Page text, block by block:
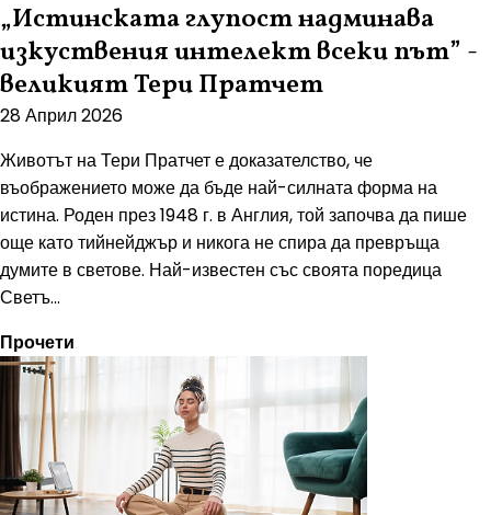
„Истинската глупост надминава
изкуствения интелект всеки път” -
великият Тери Пратчет
28 Април 2026
Животът на Тери Пратчет е доказателство, че
въображението може да бъде най-силната форма на
истина. Роден през 1948 г. в Англия, той започва да пише
още като тийнейджър и никога не спира да превръща
думите в светове. Най-известен със своята поредица
Светъ...
Прочети